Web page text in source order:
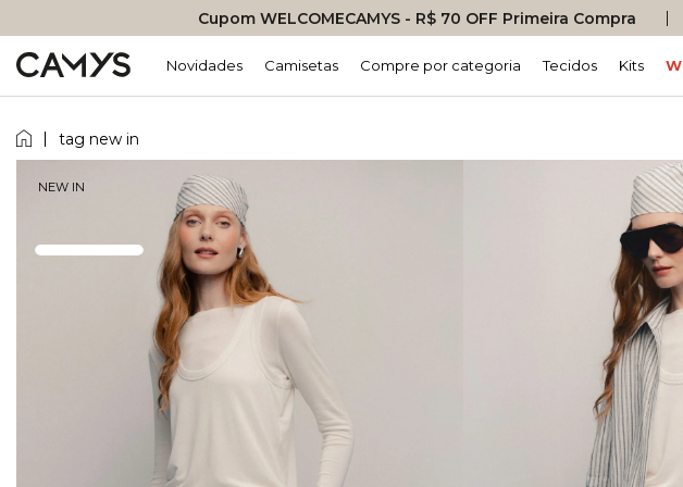
Cupom WELCOMECAMYS - R$ 70 OFF Primeira Compra
Novidades Camisetas Compre por categoria Tecidos Kits
tag new in
NEW IN